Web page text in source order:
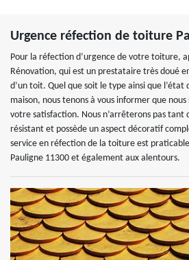
Urgence réfection de toiture
Pour la réfection d’urgence de votre toiture,
Rénovation, qui est un prestataire très doué
d’un toit. Quel que soit le type ainsi que
maison, nous tenons à vous informer que
votre satisfaction. Nous n’arrêterons pas
résistant et possède un aspect décoratif
service en réfection de la toiture est
Pauligne 11300 et également aux alentours.